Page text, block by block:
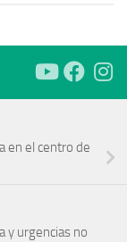
en el centro de
y urgencias no